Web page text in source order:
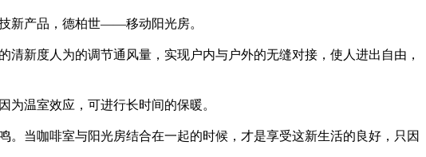
新产品，德柏世——移动阳光房。
清新度人为的调节通风量，实现户内与户外的无缝对接，使人进出自由，
为温室效应，可进行长时间的保暖。
当咖啡室与阳光房结合在一起的时候，才是享受这新生活的良好，只因